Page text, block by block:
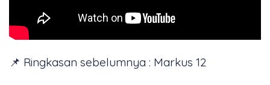
📌 Ringkasan sebelumnya : Markus 12